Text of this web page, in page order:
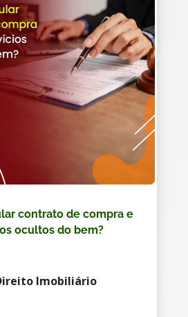
contrato de compra e
ocultos do bem?
Imobiliário